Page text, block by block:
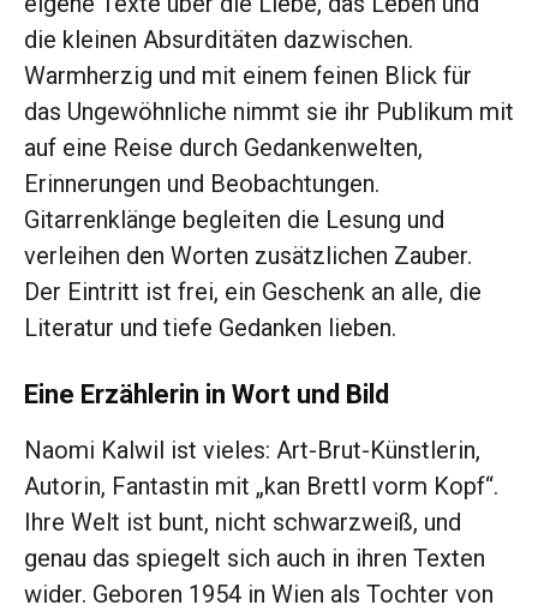
die kleinen Absurditäten dazwischen.
Warmherzig und mit einem feinen Blick für
das Ungewöhnliche nimmt sie ihr Publikum mit
auf eine Reise durch Gedankenwelten,
Erinnerungen und Beobachtungen.
Gitarrenklänge begleiten die Lesung und
verleihen den Worten zusätzlichen Zauber.
Der Eintritt ist frei, ein Geschenk an alle, die
Literatur und tiefe Gedanken lieben.
Eine Erzählerin in Wort und Bild
Naomi Kalwil ist vieles: Art-Brut-Künstlerin,
Autorin, Fantastin mit „kan Brettl vorm Kopf“.
Ihre Welt ist bunt, nicht schwarzweiß, und
genau das spiegelt sich auch in ihren Texten
wider. Geboren 1954 in Wien als Tochter von